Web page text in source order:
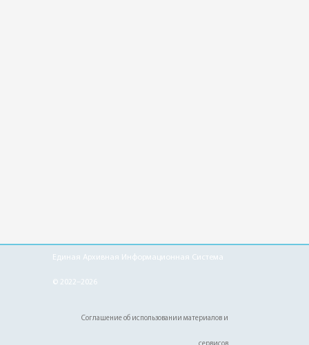
Единая Архивная Информационная Система
© 2022–2026
Соглашение об использовании материалов и